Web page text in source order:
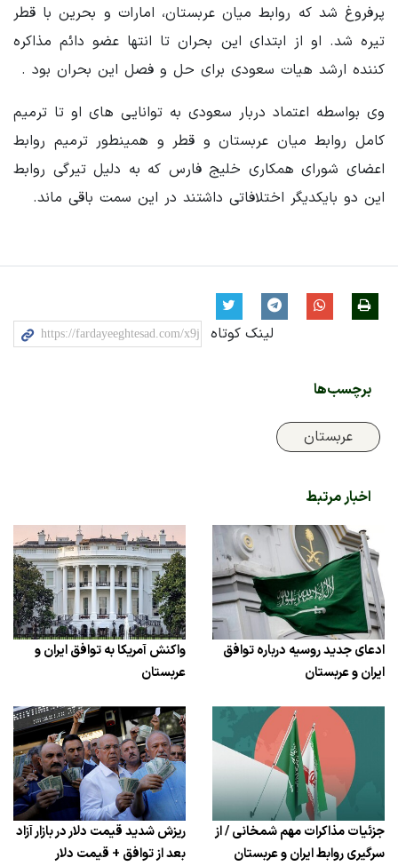
پرفروغ شد که روابط میان عربستان، امارات و بحرین با قطر
تیره شد. او از ابتدای این بحران تا انتها عضو دائم مذاکره
کننده ارشد هیات سعودی برای حل و فصل این بحران بود .
وی بواسطه اعتماد دربار سعودی به توانایی های او تا ترمیم
کامل روابط میان عربستان و قطر و همینطور ترمیم روابط
اعضای شورای همکاری خلیج فارس که به دلیل تیرگی روابط
این دو بایکدیگر اختلافاتی داشتند در این سمت باقی ماند.
لینک کوتاه
برچسب‌ها
عربستان
اخبار مرتبط
ادعای جدید روسیه درباره توافق
ایران و عربستان
واکنش آمریکا به توافق ایران و
عربستان
جزئیات مذاکرات مهم شمخانی / از
سرگیری روابط ایران و عربستان
ریزش شدید قیمت دلار در بازار آزاد
بعد از توافق + قیمت دلار